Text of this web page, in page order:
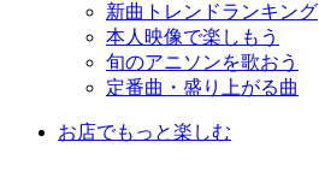
新曲トレンドランキング
本人映像で楽しもう
旬のアニソンを歌おう
定番曲・盛り上がる曲
お店でもっと楽しむ